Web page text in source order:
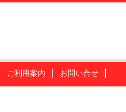
ご利用案内 お問い合せ